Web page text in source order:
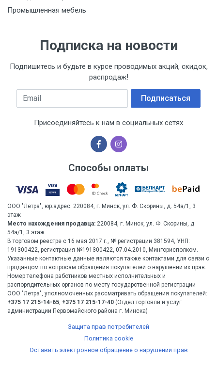
Промышленная мебель
Подписка на новости
Подпишитесь и будьте в курсе проводимых акций, скидок,
распродаж!
Email Подписаться
Присоединяйтесь к нам в социальных сетях
Способы оплаты
ООО "Летра", юр.адрес: 220084, г. Минск, ул. Ф. Скорины, д. 54а/1, 3
этаж
Место нахождения продавца: 220084, г. Минск, ул. Ф. Скорины, д.
54а/1, 3 этаж
В торговом реестре с 16 мая 2017 г., № регистрации 381594, УНП:
191300422, регистрация №191300422, 07.04.2010, Мингорисполком.
Указанные контактные данные являются также контактами для связи с
продавцом по вопросам обращения покупателей о нарушении их прав.
Номер телефона работников местных исполнительных и
распорядительных органов по месту государственной регистрации
ООО "Летра", уполномоченных рассматривать обращения покупателей:
+375 17 215-14-65, +375 17 215-17-40 (Отдел торговли и услуг
администрации Первомайского района г. Минска)
Защита прав потребителей
Политика cookie
Оставить электронное обращение о нарушении прав